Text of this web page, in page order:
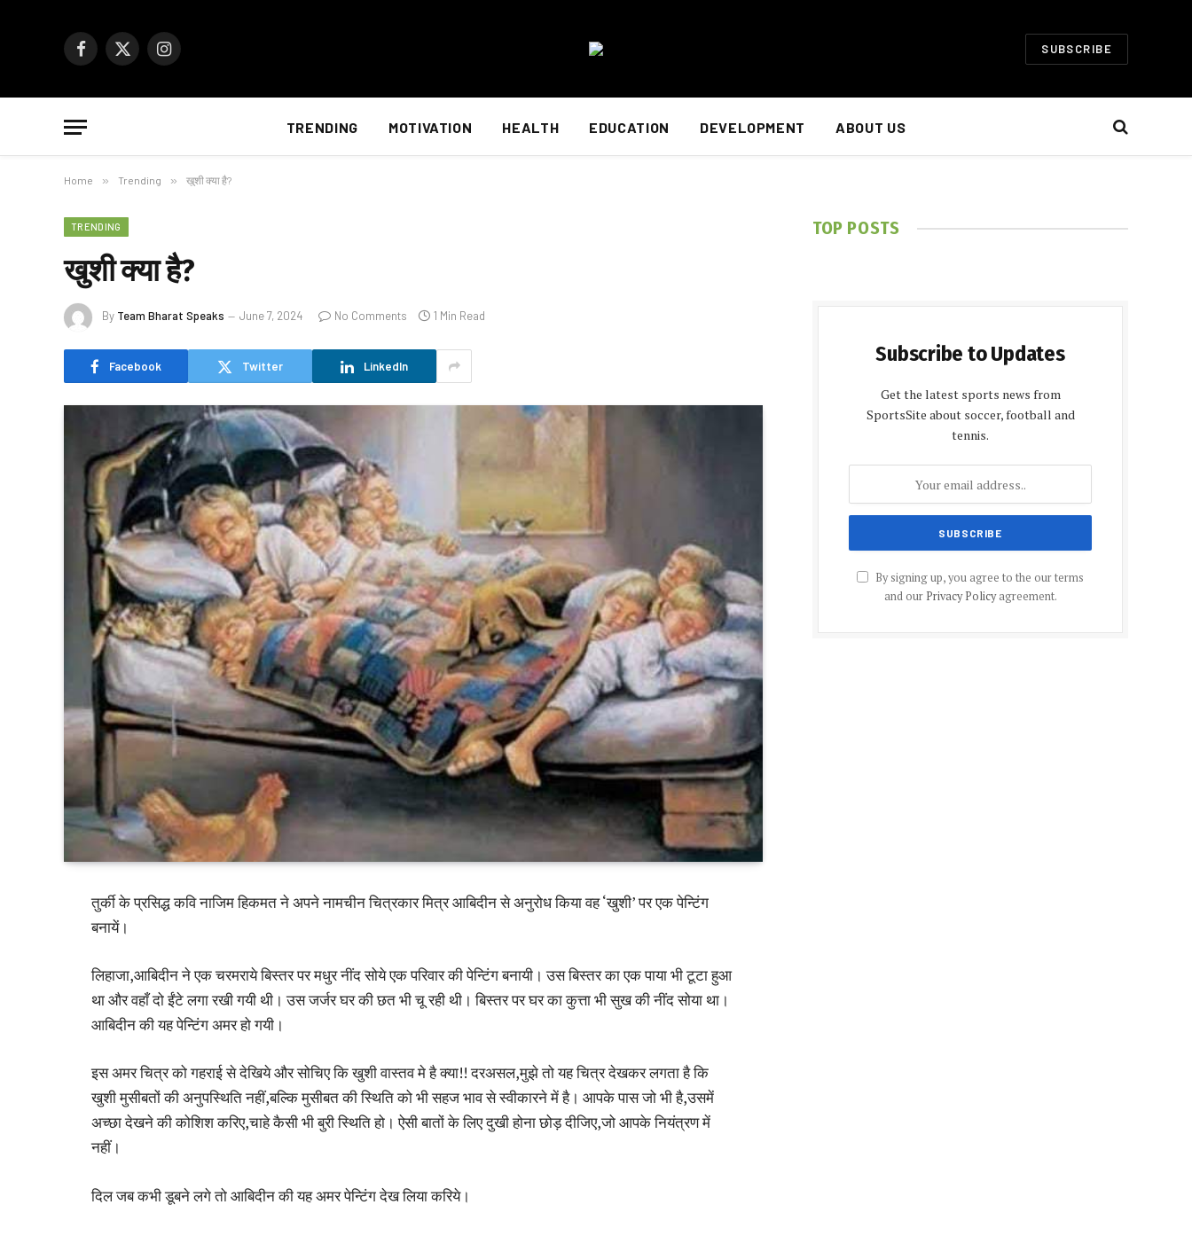
Facebook
X
Instagram SUBSCRIBE
TRENDING MOTIVATION HEALTH EDUCATION DEVELOPMENT ABOUT US
Home » Trending » खुशी क्या है?
TRENDING
खुशी क्या है?
By Team Bharat Speaks June 7, 2024 No Comments 1 Min Read
Facebook Twitter LinkedIn
तुर्की के प्रसिद्ध कवि नाजिम हिकमत ने अपने नामचीन चित्रकार मित्र आबिदीन से अनुरोध किया वह ‘खुशी’ पर एक पेन्टिंग
बनायें।
लिहाजा,आबिदीन ने एक चरमराये बिस्तर पर मधुर नींद सोये एक परिवार की पेन्टिंग बनायी। उस बिस्तर का एक पाया भी टूटा हुआ
था और वहाँ दो ईंटे लगा रखी गयी थी। उस जर्जर घर की छत भी चू रही थी। बिस्तर पर घर का कुत्ता भी सुख की नींद सोया था।
आबिदीन की यह पेन्टिंग अमर हो गयी।
इस अमर चित्र को गहराई से देखिये और सोचिए कि खुशी वास्तव मे है क्या!! दरअसल,मुझे तो यह चित्र देखकर लगता है कि
खुशी मुसीबतों की अनुपस्थिति नहीं,बल्कि मुसीबत की स्थिति को भी सहज भाव से स्वीकारने में है। आपके पास जो भी है,उसमें
अच्छा देखने की कोशिश करिए,चाहे कैसी भी बुरी स्थिति हो। ऐसी बातों के लिए दुखी होना छोड़ दीजिए,जो आपके नियंत्रण में
नहीं।
दिल जब कभी डूबने लगे तो आबिदीन की यह अमर पेन्टिंग देख लिया करिये।
TOP POSTS
Subscribe to Updates
Get the latest sports news from
SportsSite about soccer, football and
tennis.
By signing up, you agree to the our terms
and our Privacy Policyagreement.